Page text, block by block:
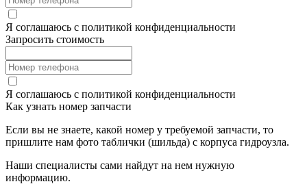
Я соглашаюсь с политикой конфиденциальности
Запросить стоимость
Я соглашаюсь с политикой конфиденциальности
Как узнать номер запчасти
Если вы не знаете, какой номер у требуемой запчасти, то
пришлите нам фото таблички (шильда) с корпуса гидроузла.
Наши специалисты сами найдут на нем нужную
информацию.